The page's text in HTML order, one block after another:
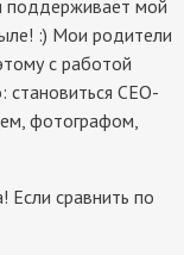
поддерживает мой
:) Мои родители
с работой
становиться СЕО-
фотографом,
сравнить по